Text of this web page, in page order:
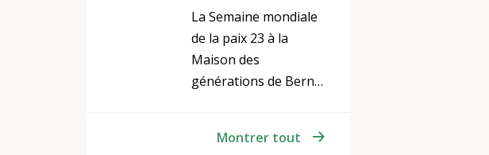
souhaitent se
manifestent ! Nous
trouverons
certainement une
La Semaine mondiale
de la paix 23 à la
Maison des
générations de Berne
pourquoi nous
Montrer tout